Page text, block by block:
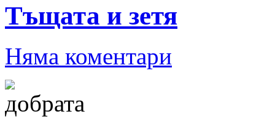
Тъщата и зетя
Няма коментари